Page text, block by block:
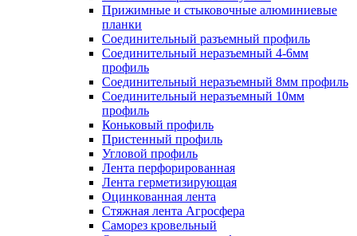
Прижимные и стыковочные алюминиевые
планки
Соединительный разъемный профиль
Соединительный неразъемный 4-6мм
профиль
Соединительный неразъемный 8мм профиль
Соединительный неразъемный 10мм
профиль
Коньковый профиль
Пристенный профиль
Угловой профиль
Лента перфорированная
Лента герметизирующая
Оцинкованная лента
Стяжная лента Агросфера
Саморез кровельный